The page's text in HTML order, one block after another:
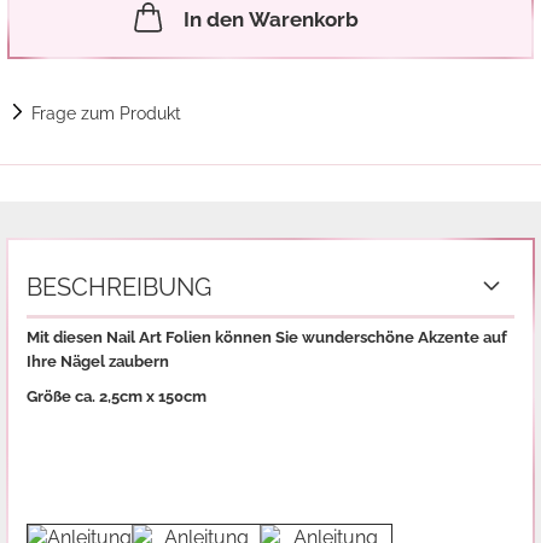
In den Warenkorb
Frage zum Produkt
BESCHREIBUNG
Mit diesen Nail Art Folien können Sie wunderschöne Akzente auf
Ihre Nägel zaubern
Größe ca. 2,5cm x 150cm